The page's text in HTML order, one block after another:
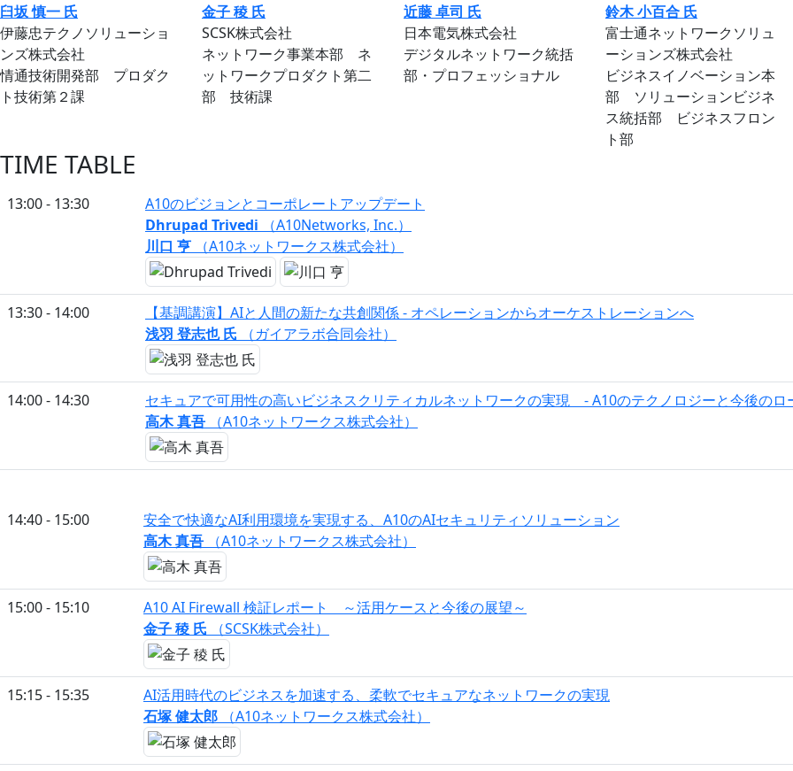
臼坂 慎一 氏
伊藤忠テクノソリューショ
ンズ株式会社
情通技術開発部 プロダク
ト技術第２課
金子 稜 氏
SCSK株式会社
ネットワーク事業本部 ネ
ットワークプロダクト第二
部 技術課
近藤 卓司 氏
日本電気株式会社
デジタルネットワーク統括
部・プロフェッショナル
鈴木 小百合 氏
富士通ネットワークソリュ
ーションズ株式会社
ビジネスイノベーション本
部 ソリューションビジネ
ス統括部 ビジネスフロン
ト部
TIME TABLE
13:00 - 13:30
A10のビジョンとコーポレートアップデート
Dhrupad Trivedi （A10Networks, Inc.）
川口 亨 （A10ネットワークス株式会社）
13:30 - 14:00
【基調講演】AIと⼈間の新たな共創関係 - オペレーションからオーケストレーションへ
浅⽻ 登志也 氏 （ガイアラボ合同会社）
14:00 - 14:30
セキュアで可用性の高いビジネスクリティカルネットワークの実現 - A10のテクノロジーと今後のロ
高木 真吾 （A10ネットワークス株式会社）
14:40 - 15:00
安全で快適なAI利用環境を実現する、A10のAIセキュリティソリューション
高木 真吾 （A10ネットワークス株式会社）
15:00 - 15:10
A10 AI Firewall 検証レポート ～活用ケースと今後の展望～
金子 稜 氏 （SCSK株式会社）
15:15 - 15:35
AI活用時代のビジネスを加速する、柔軟でセキュアなネットワークの実現
石塚 健太郎 （A10ネットワークス株式会社）